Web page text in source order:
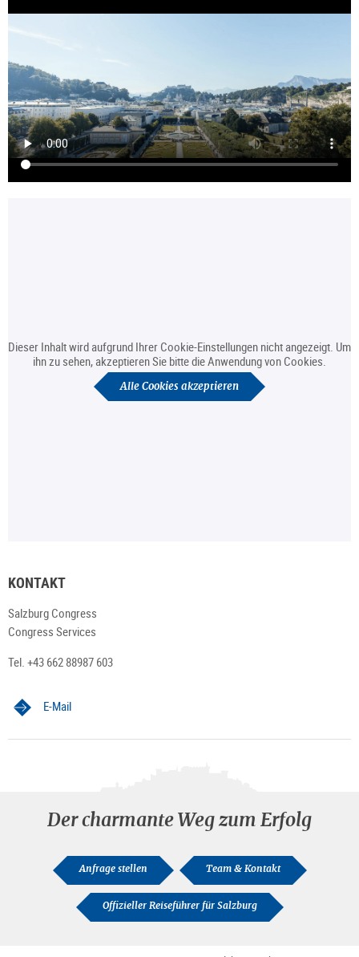
Dieser Inhalt wird aufgrund Ihrer Cookie-Einstellungen nicht angezeigt. Um
ihn zu sehen, akzeptieren Sie bitte die Anwendung von Cookies.
Alle Cookies akzeptieren
KONTAKT
Salzburg Congress
Congress Services
Tel. +43 662 88987 603
E-Mail
Der charmante Weg zum Erfolg
Anfrage stellen Team & Kontakt
Offizieller Reiseführer für Salzburg